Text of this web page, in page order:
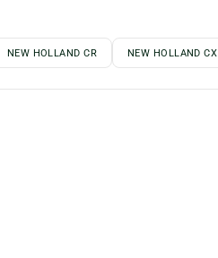
NEW HOLLAND CR NEW HOLLAND CX